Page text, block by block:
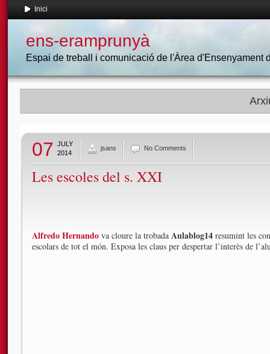
Inici
ens-eramprunyà
Espai de treball i comunicació de l'Àrea d'Ensenyament
07 JULY
2014
jsans No Comments
Les escoles del s. XXI
Alfredo Hernando va cloure la trobada Aulablog14 resumint les
escolars de tot el món. Exposa les claus per despertar l’interès de